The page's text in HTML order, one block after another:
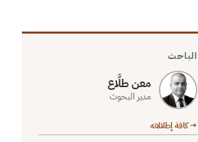
الباحث
معن طلَّاع
مدير البحوث
→ كافة إطلالاته